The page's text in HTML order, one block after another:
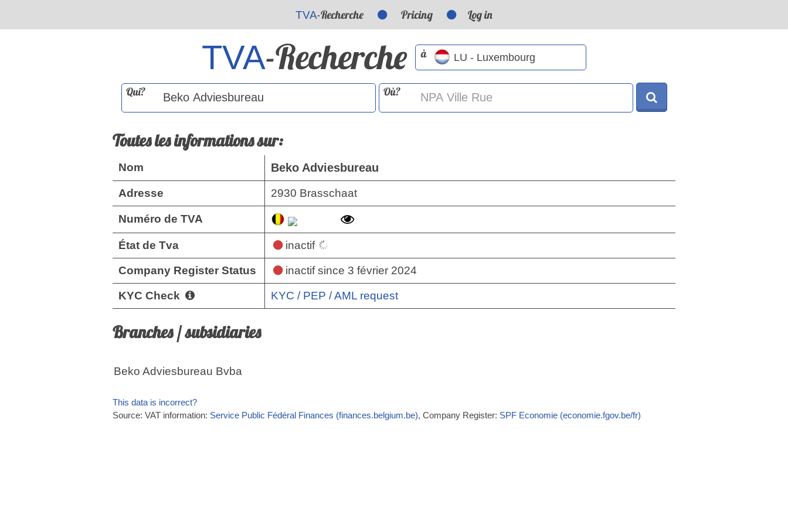
TVA-Recherche Pricing Log in
TVA-Recherche à
Qui? Où?
Toutes les informations sur:
Nom Beko Adviesbureau
Adresse 2930 Brasschaat
Numéro de TVA
État de Tva inactif
Company Register Status inactifsince 3 février 2024
KYC Check KYC / PEP / AML request
Branches / subsidiaries
Beko Adviesbureau Bvba
This data is incorrect?
Source: VAT information: Service Public Fédéral Finances (finances.belgium.be), Company Register: SPF Economie (economie.fgov.be/fr)